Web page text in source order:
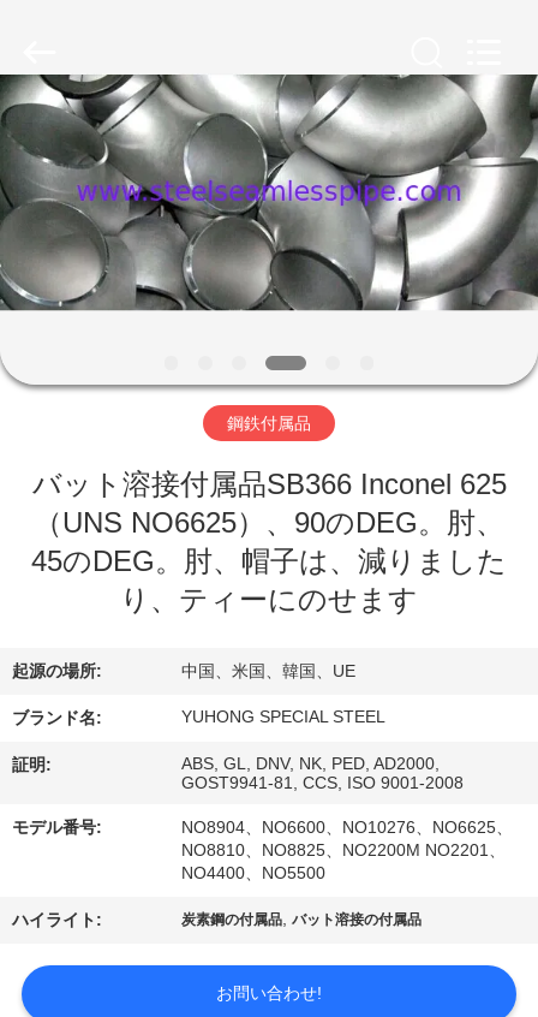
家
製
品
私
達
つ
工
場
旅
行
管
ヤ
ー.
Copyright
©
2013
2025
Yuhong
Group
Co.,Ltd.
Reserved.
鋼鉄付属品
バット溶接付属品SB366 Inconel 625
（UNS NO6625）、90のDEG。肘、
45のDEG。肘、帽子は、減りました
り、ティーにのせます
起源の場所: 中国、米国、韓国、UE
ブランド名: YUHONG SPECIAL STEEL
証明:
ABS, GL, DNV, NK, PED, AD2000,
GOST9941-81, CCS, ISO 9001-2008
モデル番号:
NO8904、NO6600、NO10276、NO6625、
NO8810、NO8825、NO2200M NO2201、
NO4400、NO5500
ハイライト: 炭素鋼の付属品,バット溶接の付属品
お問い合わせ!